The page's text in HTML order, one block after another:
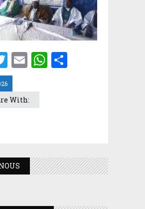
Twitter
EmailWhatsApp
With: